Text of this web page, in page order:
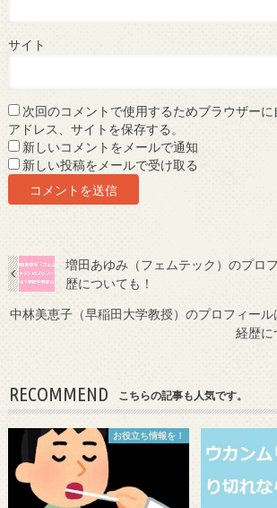
サイト
次回のコメントで使用するためブラウザー
アドレス、サイトを保存する。
新しいコメントをメールで通知
新しい投稿をメールで受け取る
増田あゆみ（フェムテック）のプロ
歴についても！
中林美恵子（早稲田大学教授）のプロフィー
経歴に
RECOMMEND こちらの記事も人気です。
お役立ち情報を！